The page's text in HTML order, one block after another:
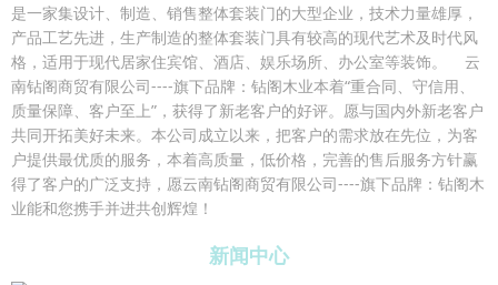
是一家集设计、制造、销售整体套装门的大型企业，技术力量雄厚，
产品工艺先进，生产制造的整体套装门具有较高的现代艺术及时代风
格，适用于现代居家住宾馆、酒店、娱乐场所、办公室等装饰。 云
南钻阁商贸有限公司----旗下品牌：钻阁木业本着“重合同、守信用、
质量保障、客户至上”，获得了新老客户的好评。愿与国内外新老客户
共同开拓美好未来。本公司成立以来，把客户的需求放在先位，为客
户提供最优质的服务，本着高质量，低价格，完善的售后服务方针赢
得了客户的广泛支持，愿云南钻阁商贸有限公司----旗下品牌：钻阁木
业能和您携手并进共创辉煌！
新闻中心